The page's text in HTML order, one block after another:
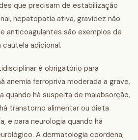
que precisam de estabilização
hepatopatia ativa, gravidez não
anticoagulantes são exemplos de
adicional.
é obrigatório para
anemia ferropriva moderada a grave,
quando há suspeita de malabsorção,
transtorno alimentar ou dieta
e para neurologia quando há
A dermatologia coordena,